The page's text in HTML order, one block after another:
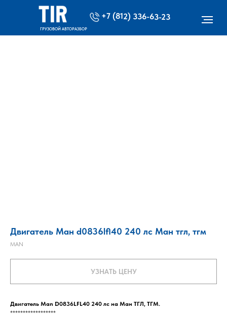
+7 (812) 336-63-23
ГРУЗОВОЙ АВТОРАЗБОР
Двигатель Ман d0836lfl40 240 лс Ман тгл, тгм
MAN
УЗНАТЬ ЦЕНУ
Двигатель Man D0836LFL40 240 лс на Ман ТГЛ, ТГМ.
******************